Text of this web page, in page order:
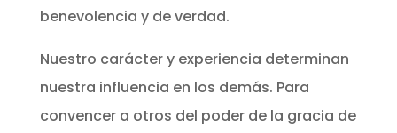
benevolencia y de verdad.
Nuestro carácter y experiencia determinan
nuestra influencia en los demás. Para
convencer a otros del poder de la gracia de